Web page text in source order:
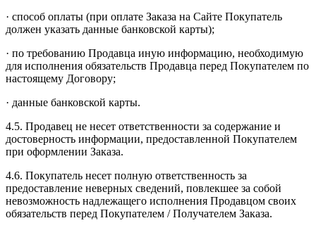
· способ оплаты (при оплате Заказа на Сайте Покупатель
должен указать данные банковской карты);
· по требованию Продавца иную информацию, необходимую
для исполнения обязательств Продавца перед Покупателем по
настоящему Договору;
· данные банковской карты.
4.5. Продавец не несет ответственности за содержание и
достоверность информации, предоставленной Покупателем
при оформлении Заказа.
4.6. Покупатель несет полную ответственность за
предоставление неверных сведений, повлекшее за собой
невозможность надлежащего исполнения Продавцом своих
обязательств перед Покупателем / Получателем Заказа.